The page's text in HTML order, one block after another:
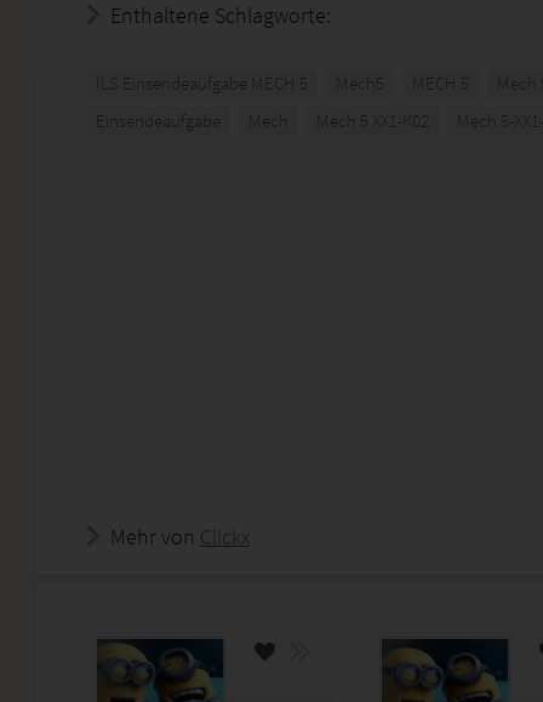
Enthaltene Schlagworte:
ILS Einsendeaufgabe MECH 5 Mech5 MECH 5
Einsendeaufgabe
Mech Mech 5 XX1-K02 Mech 5-
Mehr von Clickx